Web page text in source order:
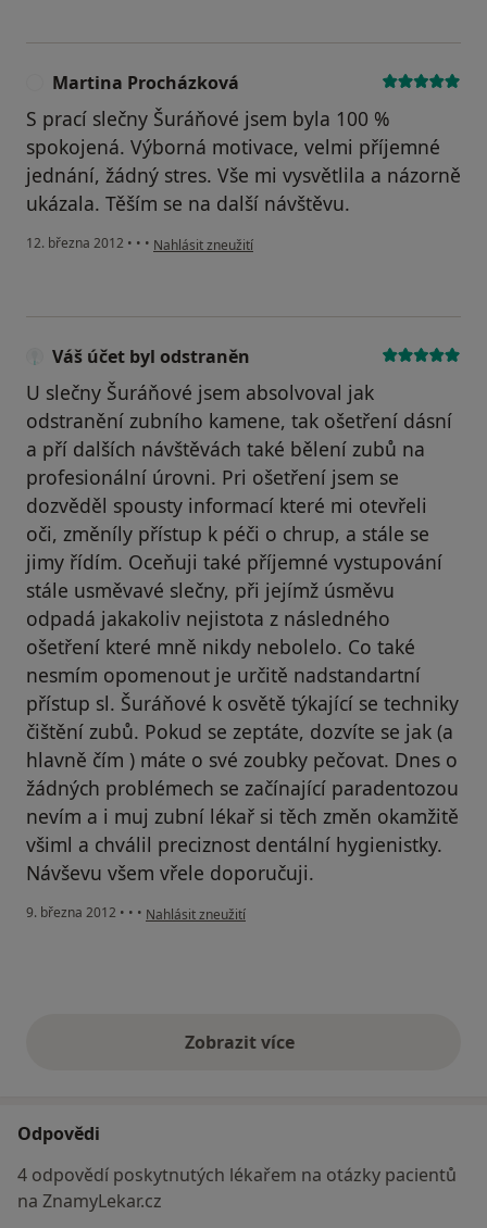
Martina Procházková
S prací slečny Šuráňové jsem byla 100 %
spokojená. Výborná motivace, velmi příjemné
jednání, žádný stres. Vše mi vysvětlila a názorně
ukázala. Těším se na další návštěvu.
12. března 2012 • • • podle názoru uživatele Martina Procházková
Nahlásit zneužití
Váš účet byl odstraněn
U slečny Šuráňové jsem absolvoval jak
odstranění zubního kamene, tak ošetření dásní
a pří dalších návštěvách také bělení zubů na
profesionální úrovni. Pri ošetření jsem se
dozvěděl spousty informací které mi otevřeli
oči, změníly přístup k péči o chrup, a stále se
jimy řídím. Oceňuji také příjemné vystupování
stále usměvavé slečny, při jejímž úsměvu
odpadá jakakoliv nejistota z následného
ošetření které mně nikdy nebolelo. Co také
nesmím opomenout je určitě nadstandartní
přístup sl. Šuráňové k osvětě týkající se techniky
čištění zubů. Pokud se zeptáte, dozvíte se jak (a
hlavně čím ) máte o své zoubky pečovat. Dnes o
žádných problémech se začínající paradentozou
nevím a i muj zubní lékař si těch změn okamžitě
všiml a chválil preciznost dentální hygienistky.
Návševu všem vřele doporučuji.
9. března 2012 • • • podle názoru uživatele Váš účet byl odstraněn
Nahlásit zneužití
Zobrazit vícevýše uvedené názory
Odpovědi
4 odpovědí poskytnutých lékařem na otázky pacientů
na ZnamyLekar.cz